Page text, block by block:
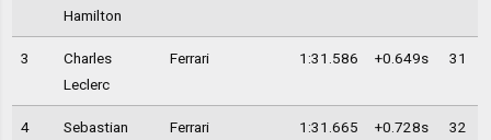
Hamilton
3
Charles
Leclerc
Ferrari 1:31.586 +0.649s 31
4 Sebastian Ferrari 1:31.665 +0.728s 32